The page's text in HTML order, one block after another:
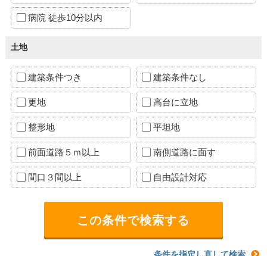
病院 徒歩10分以内
土地
建築条件つき 建築条件なし
更地 高台に立地
整形地 平坦地
前面道路５ｍ以上 南側道路に面す
間口３間以上 自由設計対応
条件を指定し直して検索